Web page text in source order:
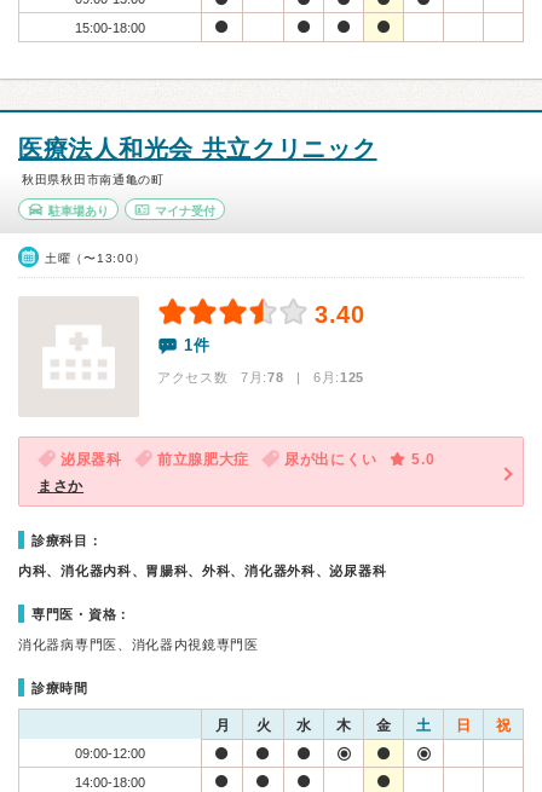
15:00-18:00
医療法人和光会 共立クリニック
秋田県秋田市南通亀の町
駐車場あり マイナ受付
土曜（〜13:00）
3.40
1件
アクセス数 7月:78 | 6月:125
泌尿器科 前立腺肥大症 尿が出にくい
5.0
まさか
診療科目：
内科、消化器内科、胃腸科、外科、消化器外科、泌尿器科
専門医・資格：
消化器病専門医、消化器内視鏡専門医
診療時間
月 火 水 木 金 土 日 祝
09:00-12:00
14:00-18:00